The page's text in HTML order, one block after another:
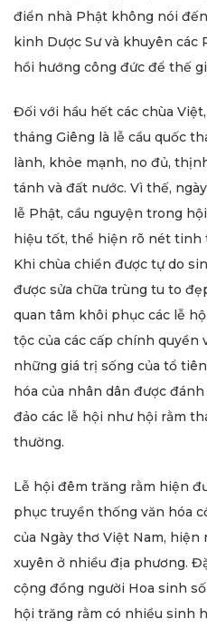
điển nhà Phật không nói
kinh Dược Sư và khuyên các
hồi hướng công đức để thế
Đối với hầu hết các chùa
tháng Giêng là lễ cầu quốc
lành, khỏe mạnh, no đủ,
tánh và đất nước. Vì thế,
lễ Phật, cầu nguyện trong
hiệu tốt, thể hiện rõ nét tinh
Khi chùa chiền được tự do
được sửa chữa trùng tu to
quan tâm khôi phục các lễ
tộc của các cấp chính quyền
những giá trị sống của tổ
hóa của nhân dân được
đảo các lễ hội như hội rằm
thường.
Lễ hội đêm trăng rằm hiện
phục truyền thống văn hóa
của Ngày thơ Việt Nam,
xuyên ở nhiều địa phương.
cộng đồng người Hoa sinh
hội trăng rằm có nhiều sinh